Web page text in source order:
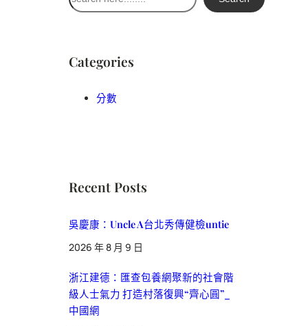
尋
Categories
分數
Recent Posts
吳慶康：Uncle A台北秀傳健檢untie
2026 年 8 月 9 日
浙江建德：匯查包養網聚新的社會階
級人士氣力 打造村落復興“齊心圓”_
中國網